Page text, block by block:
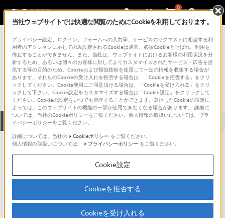
0
総合サポート・お問い合わせ PCV シリーズ
PCV-HS22B
全て ダウンロード 取扱説明書 Q&A
製品に関する重要なお知らせ
お知らせ
製品に関する重要なお知らせ
重要なお知らせ一覧
当社ウェブサイトでは快適な閲覧のためにCookieを利用しております。
プライバシー設定、ログイン、フォームへの入力等、サービスのリクエストに相当する利
用者のアクションに応じてのみ設定されるCookieは通常、必須Cookieと呼ばれ、利用を
停止することができません。また、当社は、ウェブサイトにおけるお客様の利用状況を分
析するため、あるいは個々のお客様に対してよりカスタマイズされたサービス・広告を提
供する等の目的のため、Cookieおよび類似技術を使用して一定の情報を収集する場合が
あります。それらのCookieの受け入れを拒否する場合は、「Cookieを拒否する」をクリ
ックしてください。Cookie使用にご同意頂ける場合は、「Cookieを受け入れる」をクリ
ックして下さい。Cookie設定をカスタマイズする場合は「Cookie設定」をクリックして
ください。Cookieの設定をいつでも管理することができます。選択したCookieの設定に
よっては、このウェブサイトの機能の一部が使用できなくなる場合があります。 詳細に
ついては、当社のCookieポリシーをご覧ください。個人情報の取扱いについては、プラ
イバシーポリシーをご覧ください。
詳細については、当社の
Cookieポリシー をご覧ください。
個人情報の取扱いについては、
プライバシーポリシー をご覧ください。
Cookie設定
Cookieを拒否する
Cookieを受け入れる